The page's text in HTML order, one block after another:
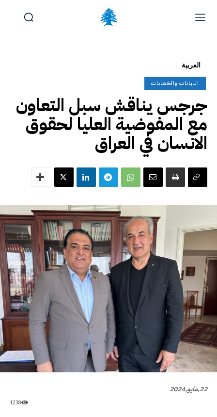
العربية
البيانات والخطابات
جرجس يناقش سبل التعاون
مع المفوضية العليا لحقوق
الانسان في العراق
22,مايو,2024
1238